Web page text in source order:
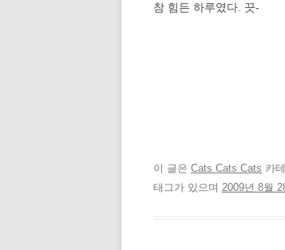
참 힘든 하루였다. 끗-
이 글은 Cats Cats Cats 카
태그가 있으며 2009년 8월